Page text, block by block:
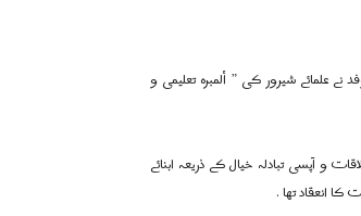
وفد نے علمائے شیرور کی ” ألمبرہ تعلیمی و
و آپسی تبادلہ خیال کے ذریعہ ابنائے
انعقاد تھا .